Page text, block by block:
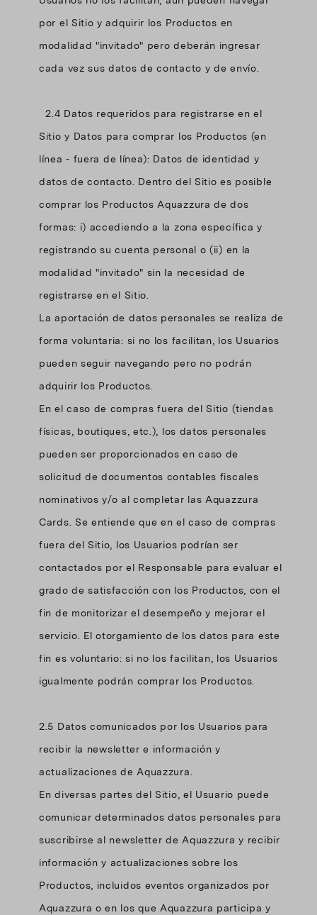
por el Sitio y adquirir los Productos en
modalidad "invitado" pero deberán ingresar
cada vez sus datos de contacto y de envío.
2.4 Datos requeridos para registrarse en el
Sitio y Datos para comprar los Productos (en
línea - fuera de línea): Datos de identidad y
datos de contacto. Dentro del Sitio es posible
comprar los Productos Aquazzura de dos
formas: i) accediendo a la zona específica y
registrando su cuenta personal o (ii) en la
modalidad "invitado" sin la necesidad de
registrarse en el Sitio.
La aportación de datos personales se realiza de
forma voluntaria: si no los facilitan, los Usuarios
pueden seguir navegando pero no podrán
adquirir los Productos.
En el caso de compras fuera del Sitio (tiendas
físicas, boutiques, etc.), los datos personales
pueden ser proporcionados en caso de
solicitud de documentos contables fiscales
nominativos y/o al completar las Aquazzura
Cards. Se entiende que en el caso de compras
fuera del Sitio, los Usuarios podrían ser
contactados por el Responsable para evaluar el
grado de satisfacción con los Productos, con el
fin de monitorizar el desempeño y mejorar el
servicio. El otorgamiento de los datos para este
fin es voluntario: si no los facilitan, los Usuarios
igualmente podrán comprar los Productos.
2.5 Datos comunicados por los Usuarios para
recibir la newsletter e información y
actualizaciones de Aquazzura.
En diversas partes del Sitio, el Usuario puede
comunicar determinados datos personales para
suscribirse al newsletter de Aquazzura y recibir
información y actualizaciones sobre los
Productos, incluidos eventos organizados por
Aquazzura o en los que Aquazzura participa y